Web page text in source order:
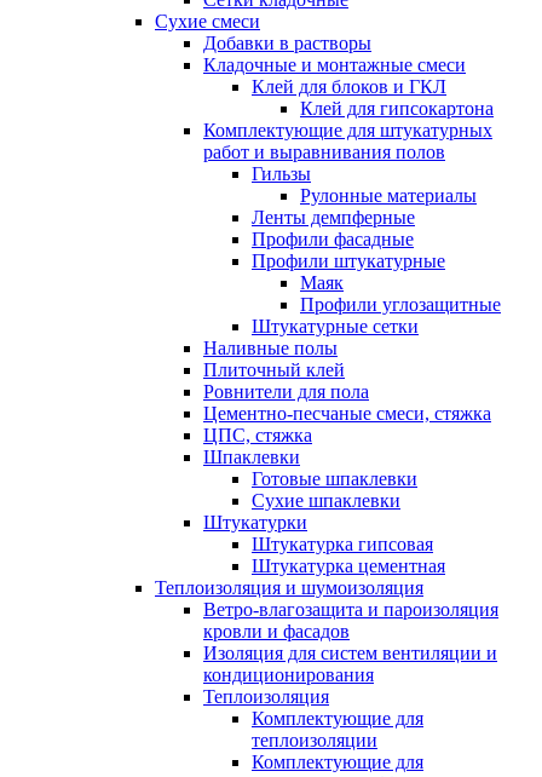
Сухие смеси
Добавки в растворы
Кладочные и монтажные смеси
Клей для блоков и ГКЛ
Клей для гипсокартона
Комплектующие для штукатурных
работ и выравнивания полов
Гильзы
Рулонные материалы
Ленты демпферные
Профили фасадные
Профили штукатурные
Маяк
Профили углозащитные
Штукатурные сетки
Наливные полы
Плиточный клей
Ровнители для пола
Цементно-песчаные смеси, стяжка
ЦПС, стяжка
Шпаклевки
Готовые шпаклевки
Сухие шпаклевки
Штукатурки
Штукатурка гипсовая
Штукатурка цементная
Теплоизоляция и шумоизоляция
Ветро-влагозащита и пароизоляция
кровли и фасадов
Изоляция для систем вентиляции и
кондиционирования
Теплоизоляция
Комплектующие для
теплоизоляции
Комплектующие для